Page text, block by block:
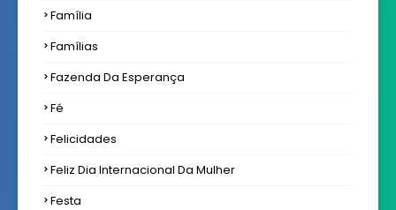
Família
Famílias
Fazenda Da Esperança
Fé
Felicidades
Feliz Dia Internacional Da Mulher
Festa